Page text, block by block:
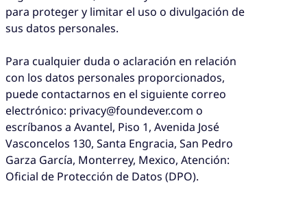
para proteger y limitar el uso o divulgación de
sus datos personales.
Para cualquier duda o aclaración en relación
con los datos personales proporcionados,
puede contactarnos en el siguiente correo
electrónico: privacy@foundever.com o
escríbanos a Avantel, Piso 1, Avenida José
Vasconcelos 130, Santa Engracia, San Pedro
Garza García, Monterrey, Mexico, Atención:
Oficial de Protección de Datos (DPO).